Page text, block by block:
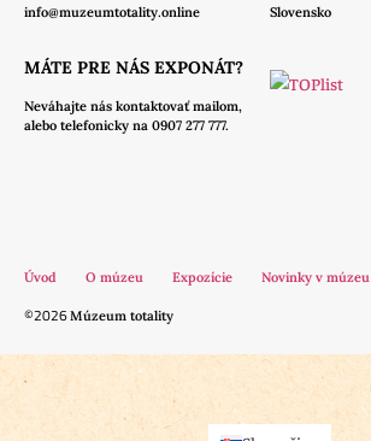
info@muzeumtotality.online
Slovensko
MÁTE PRE NÁS EXPONÁT?
Neváhajte nás kontaktovať mailom,
alebo telefonicky na 0907 277 777.
Úvod O múzeu Expozície Novinky v múzeu
©2026Múzeum totality